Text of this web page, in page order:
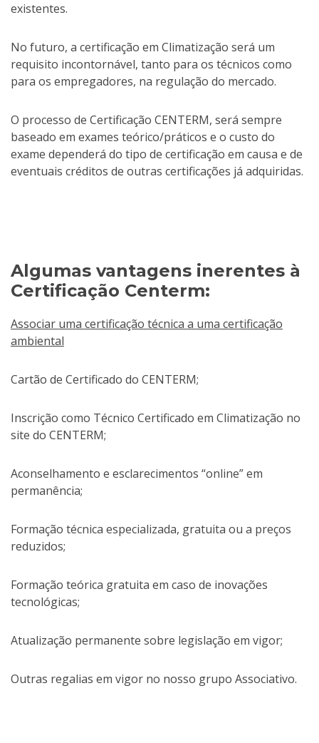
existentes.
No futuro, a certificação em Climatização será um
requisito incontornável, tanto para os técnicos como
para os empregadores, na regulação do mercado.
O processo de Certificação CENTERM, será sempre
baseado em exames teórico/práticos e o custo do
exame dependerá do tipo de certificação em causa e de
eventuais créditos de outras certificações já adquiridas.
Algumas vantagens inerentes à
Certificação Centerm:
Associar uma certificação técnica a uma certificação
ambiental
Cartão de Certificado do CENTERM;
Inscrição como Técnico Certificado em Climatização no
site do CENTERM;
Aconselhamento e esclarecimentos “online” em
permanência;
Formação técnica especializada, gratuita ou a preços
reduzidos;
Formação teórica gratuita em caso de inovações
tecnológicas;
Atualização permanente sobre legislação em vigor;
Outras regalias em vigor no nosso grupo Associativo.